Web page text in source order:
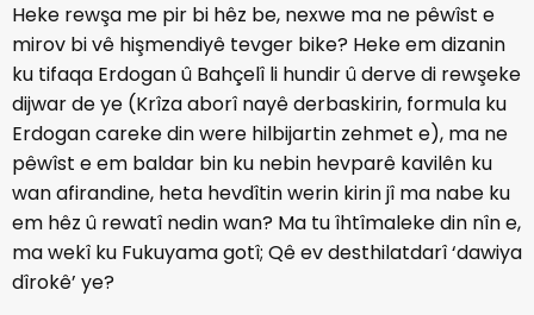
Heke rewşa me pir bi hêz be, nexwe ma ne pêwîst e
mirov bi vê hişmendiyê tevger bike? Heke em dizanin
ku tifaqa Erdogan û Bahçelî li hundir û derve di rewşeke
dijwar de ye (Krîza aborî nayê derbaskirin, formula ku
Erdogan careke din were hilbijartin zehmet e), ma ne
pêwîst e em baldar bin ku nebin hevparê kavilên ku
wan afirandine, heta hevdîtin werin kirin jî ma nabe ku
em hêz û rewatî nedin wan? Ma tu îhtîmaleke din nîn e,
ma wekî ku Fukuyama gotî; Qê ev desthilatdarî ‘dawiya
dîrokê’ ye?